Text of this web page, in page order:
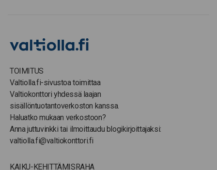
TOIMITUS
Valtiolla.fi-sivustoa toimittaa
Valtiokonttori yhdessä laajan
sisällöntuotantoverkoston kanssa.
Haluatko mukaan verkostoon?
Anna juttuvinkki tai ilmoittaudu blogikirjoittajaksi:
valtiolla.fi@valtiokonttori.fi
KAIKU-KEHITTÄMISRAHA